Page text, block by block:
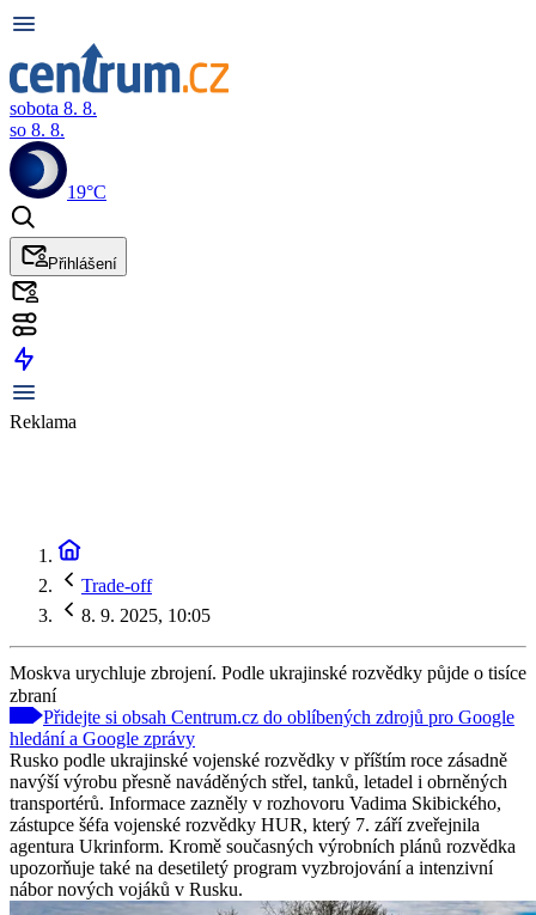
sobota 8. 8.
so 8. 8.
19°C
Přihlášení
Reklama
Trade-off
8. 9. 2025, 10:05
Moskva urychluje zbrojení. Podle ukrajinské rozvědky půjde o tisíce
zbraní
Přidejte si obsah Centrum.cz do oblíbených zdrojů pro Google
hledání a Google zprávy
Rusko podle ukrajinské vojenské rozvědky v příštím roce zásadně
navýší výrobu přesně naváděných střel, tanků, letadel i obrněných
transportérů. Informace zazněly v rozhovoru Vadima Skibického,
zástupce šéfa vojenské rozvědky HUR, který 7. září zveřejnila
agentura Ukrinform. Kromě současných výrobních plánů rozvědka
upozorňuje také na desetiletý program vyzbrojování a intenzivní
nábor nových vojáků v Rusku.